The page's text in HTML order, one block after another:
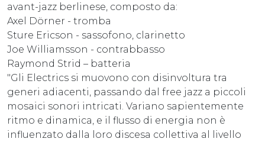
avant-jazz berlinese, composto da:
Axel Dörner - tromba
Sture Ericson - sassofono, clarinetto
Joe Williamsson - contrabbasso
Raymond Strid – batteria
"Gli Electrics si muovono con disinvoltura tra
generi adiacenti, passando dal free jazz a piccoli
mosaici sonori intricati. Variano sapientemente
ritmo e dinamica, e il flusso di energia non è
influenzato dalla loro discesa collettiva al livello